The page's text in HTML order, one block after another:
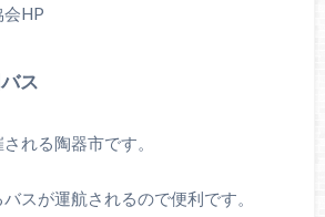
会HP
ス
れる陶器市です。
スが運航されるので便利です。